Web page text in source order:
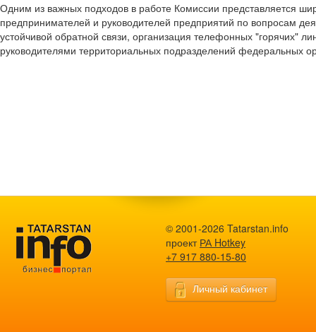
Одним из важных подходов в работе Комиссии представляется
предпринимателей и руководителей предприятий по вопросам
устойчивой обратной связи, организация телефонных "горячих"
руководителями территориальных подразделений федеральных
© 2001-2026 Tatarstan.info
проект РА Hotkey
+7 917 880-15-80
Личный кабинет